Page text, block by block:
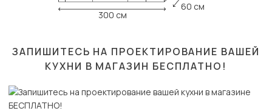
300 см
60 см
ЗАПИШИТЕСЬ НА ПРОЕКТИРОВАНИЕ ВАШЕЙ
КУХНИ В МАГАЗИН БЕСПЛАТНО!